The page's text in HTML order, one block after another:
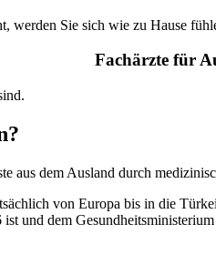
werden Sie sich wie zu Hause
Fachärzte für
dem Ausland durch
von Europa bis in die
und dem